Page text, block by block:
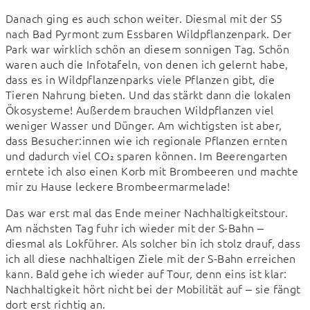
Danach ging es auch schon weiter. Diesmal mit der S5
nach Bad Pyrmont zum Essbaren Wildpflanzenpark. Der
Park war wirklich schön an diesem sonnigen Tag. Schön
waren auch die Infotafeln, von denen ich gelernt habe,
dass es in Wildpflanzenparks viele Pflanzen gibt, die
Tieren Nahrung bieten. Und das stärkt dann die lokalen
Ökosysteme! Außerdem brauchen Wildpflanzen viel
weniger Wasser und Dünger. Am wichtigsten ist aber,
dass Besucher:innen wie ich regionale Pflanzen ernten
und dadurch viel CO₂ sparen können. Im Beerengarten
erntete ich also einen Korb mit Brombeeren und machte
mir zu Hause leckere Brombeermarmelade!
Das war erst mal das Ende meiner Nachhaltigkeitstour.
Am nächsten Tag fuhr ich wieder mit der S-Bahn ‒
diesmal als Lokführer. Als solcher bin ich stolz drauf, dass
ich all diese nachhaltigen Ziele mit der S-Bahn erreichen
kann. Bald gehe ich wieder auf Tour, denn eins ist klar:
Nachhaltigkeit hört nicht bei der Mobilität auf ‒ sie fängt
dort erst richtig an.